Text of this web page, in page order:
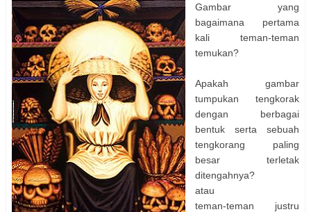
Gambar yang
bagaimana pertama
kali teman-teman
temukan?
Apakah gambar
tumpukan tengkorak
dengan berbagai
bentuk serta sebuah
tengkorang paling
besar terletak
ditengahnya?
atau
teman-teman justru